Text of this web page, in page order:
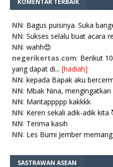
NN: Bagus puisinya. Suka
NN: Sukses selalu buat acara
NN: wahh😍
negerikertas.com: Berikut
yang dapat di... [hadiah]
NN: kepada Bapak aku
NN: Mbak Nina,
NN: Mantappppp kakkkk
NN: Keren sekali adik-adik kita
NN: Terima kasih
NN: Les Bumi Jember
SASTRAWAN ASEAN